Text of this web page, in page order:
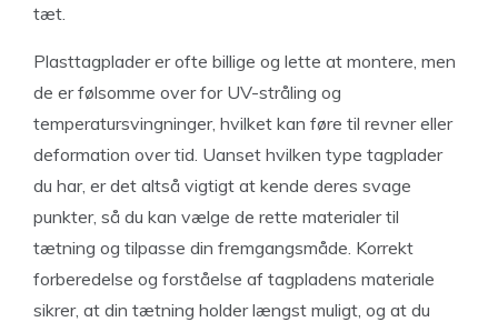
tæt.
Plasttagplader er ofte billige og lette at montere, men
de er følsomme over for UV-stråling og
temperatursvingninger, hvilket kan føre til revner eller
deformation over tid. Uanset hvilken type tagplader
du har, er det altså vigtigt at kende deres svage
punkter, så du kan vælge de rette materialer til
tætning og tilpasse din fremgangsmåde. Korrekt
forberedelse og forståelse af tagpladens materiale
sikrer, at din tætning holder længst muligt, og at du